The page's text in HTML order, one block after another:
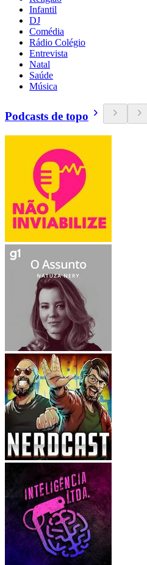
Infantil
DJ
Comédia
Rádio Colégio
Entrevista
Natal
Saúde
Música
Podcasts de topo